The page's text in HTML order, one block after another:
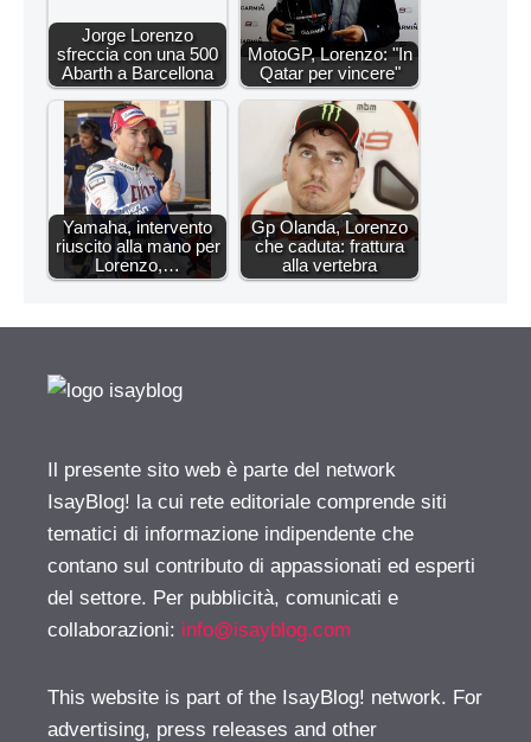
Jorge Lorenzo
sfreccia con una 500
Abarth a Barcellona
MotoGP, Lorenzo: "In
Qatar per vincere"
Yamaha, intervento
riuscito alla mano per
Lorenzo,…
Gp Olanda, Lorenzo
che caduta: frattura
alla vertebra
Il presente sito web è parte del network
IsayBlog! la cui rete editoriale comprende siti
tematici di informazione indipendente che
contano sul contributo di appassionati ed esperti
del settore. Per pubblicità, comunicati e
collaborazioni: info@isayblog.com
This website is part of the IsayBlog! network. For
advertising, press releases and other